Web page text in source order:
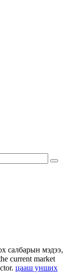
салбарын мэдээ,
current market
цааш унших